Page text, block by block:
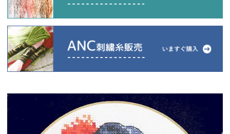
当店について
よくあるご質問
ご利用ガイド
返品特約について